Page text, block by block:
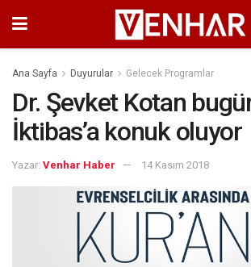
Ana Sayfa Duyurular Gelecek Programlar
Dr. Şevket Kotan
İktibas’a konuk oluyor
Yazar: Venhar Haber 14 Kasım 2018